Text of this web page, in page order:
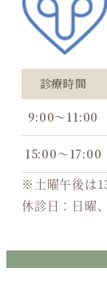
診療時間
9:00〜11:00
15:00〜17:00
※土曜午後は
休診日：日曜